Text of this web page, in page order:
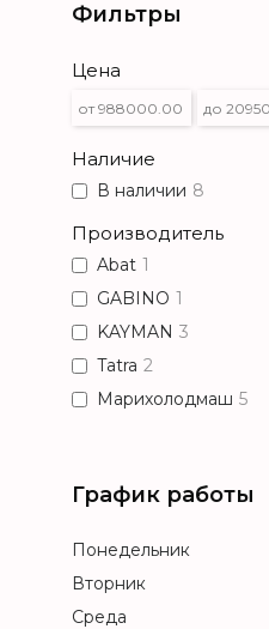
Фильтры
Цена
Наличие
В наличии 8
Производитель
Abat 1
GABINO 1
KAYMAN 3
Tatra 2
Марихолодмаш 5
График работы
Понедельник
Вторник
Среда